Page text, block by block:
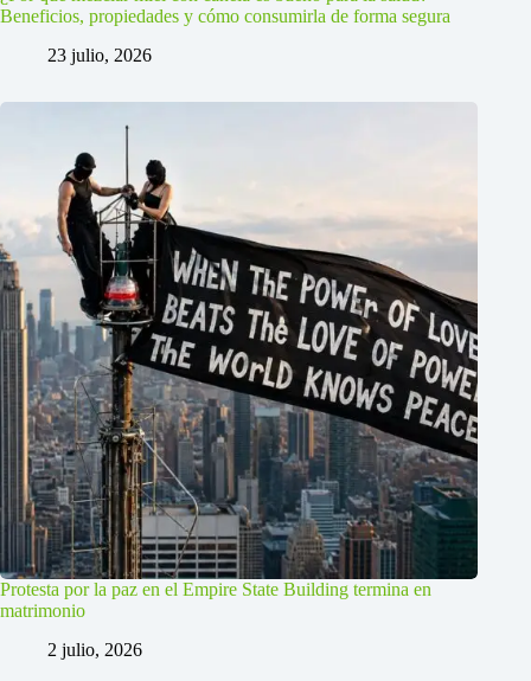
Beneficios, propiedades y cómo consumirla de forma segura
23 julio, 2026
Protesta por la paz en el Empire State Building termina en
matrimonio
2 julio, 2026